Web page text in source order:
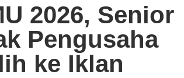
2026, Senior
Pengusaha
ke Iklan